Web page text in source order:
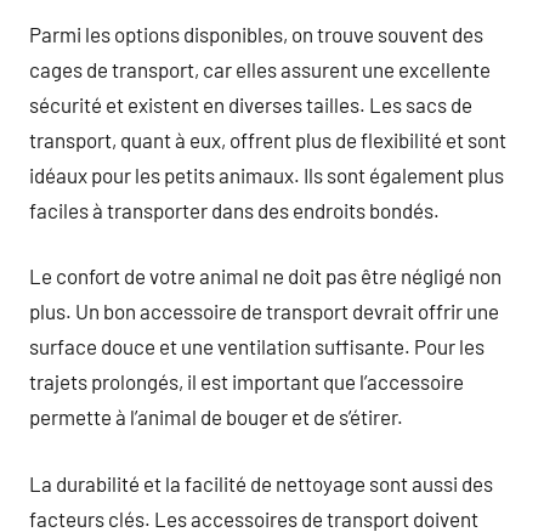
Parmi les options disponibles, on trouve souvent des
cages de transport, car elles assurent une excellente
sécurité et existent en diverses tailles. Les sacs de
transport, quant à eux, offrent plus de flexibilité et sont
idéaux pour les petits animaux. Ils sont également plus
faciles à transporter dans des endroits bondés.
Le confort de votre animal ne doit pas être négligé non
plus. Un bon accessoire de transport devrait offrir une
surface douce et une ventilation suffisante. Pour les
trajets prolongés, il est important que l’accessoire
permette à l’animal de bouger et de s’étirer.
La durabilité et la facilité de nettoyage sont aussi des
facteurs clés. Les accessoires de transport doivent